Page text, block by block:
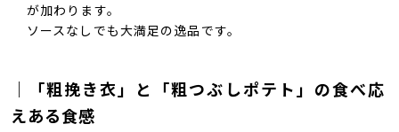
が加わります。
ソースなしでも大満足の逸品です。
｜「粗挽き衣」と「粗つぶしポテト」の食べ応
えある食感